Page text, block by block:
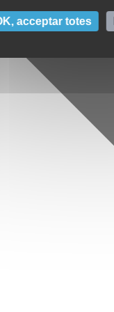
acceptar totes